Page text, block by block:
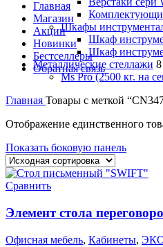
Главная
Магазин
Акции
Новинки
Бестселлеры
Обратная связь
Шкафы
Шкаф
Шкаф
Металлические стеллажи 8
Ms Pro (2500 кг. на
Главная Товары с меткой
Отображение единственного
Показать боковую панель
Сравнить
Элемент стола
Офисная мебель, Кабинеты,